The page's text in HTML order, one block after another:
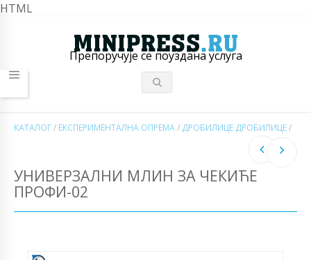
HTML
Препоручује се поуздана услуга
КАТАЛОГ/ ЕКСПЕРИМЕНТАЛНА ОПРЕМА/ ДРОБИЛИЦЕ ДРОБИЛИЦЕ/
УНИВЕРЗАЛНИ МЛИН ЗА ЧЕКИЋЕ
ПРОФИ-02